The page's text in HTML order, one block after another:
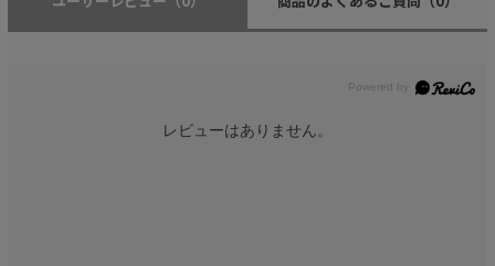
レビューはありません。